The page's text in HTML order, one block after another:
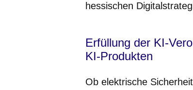
hessischen
Erfüllung der KI-
KI-Produkten
Ob elektrische